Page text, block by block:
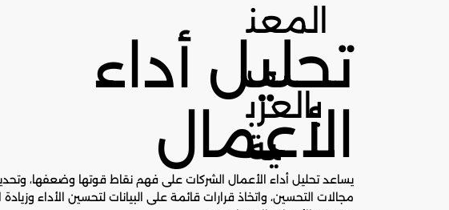
المعن
ى
بالعرب
ية
تحليل أداء
الأعمال
يساعد تحليل أداء الأعمال الشركات على فهم نقاط قوتها وضعفها،
مجالات التحسين، واتخاذ قرارات قائمة على البيانات لتحسين الأداء وزيادة